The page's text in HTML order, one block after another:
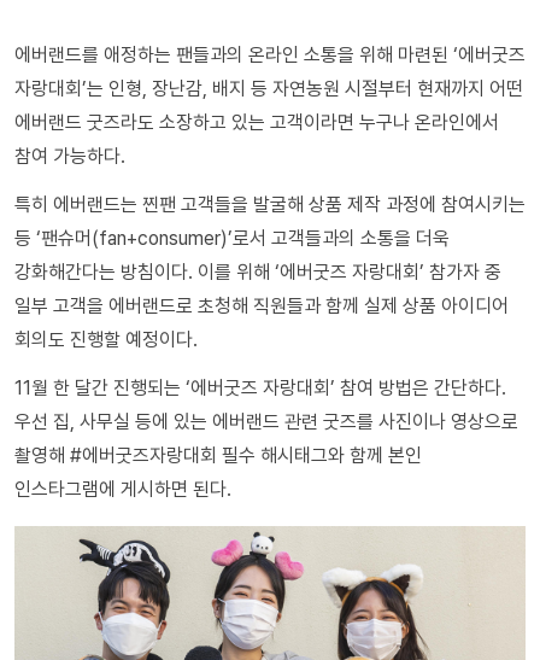
에버랜드를 애정하는 팬들과의 온라인 소통을 위해 마련된 ‘에버굿즈
자랑대회’는 인형, 장난감, 배지 등 자연농원 시절부터 현재까지 어떤
에버랜드 굿즈라도 소장하고 있는 고객이라면 누구나 온라인에서
참여 가능하다.
특히 에버랜드는 찐팬 고객들을 발굴해 상품 제작 과정에 참여시키는
등 ‘팬슈머(fan+consumer)’로서 고객들과의 소통을 더욱
강화해간다는 방침이다. 이를 위해 ‘에버굿즈 자랑대회’ 참가자 중
일부 고객을 에버랜드로 초청해 직원들과 함께 실제 상품 아이디어
회의도 진행할 예정이다.
11월 한 달간 진행되는 ‘에버굿즈 자랑대회’ 참여 방법은 간단하다.
우선 집, 사무실 등에 있는 에버랜드 관련 굿즈를 사진이나 영상으로
촬영해 #에버굿즈자랑대회 필수 해시태그와 함께 본인
인스타그램에 게시하면 된다.